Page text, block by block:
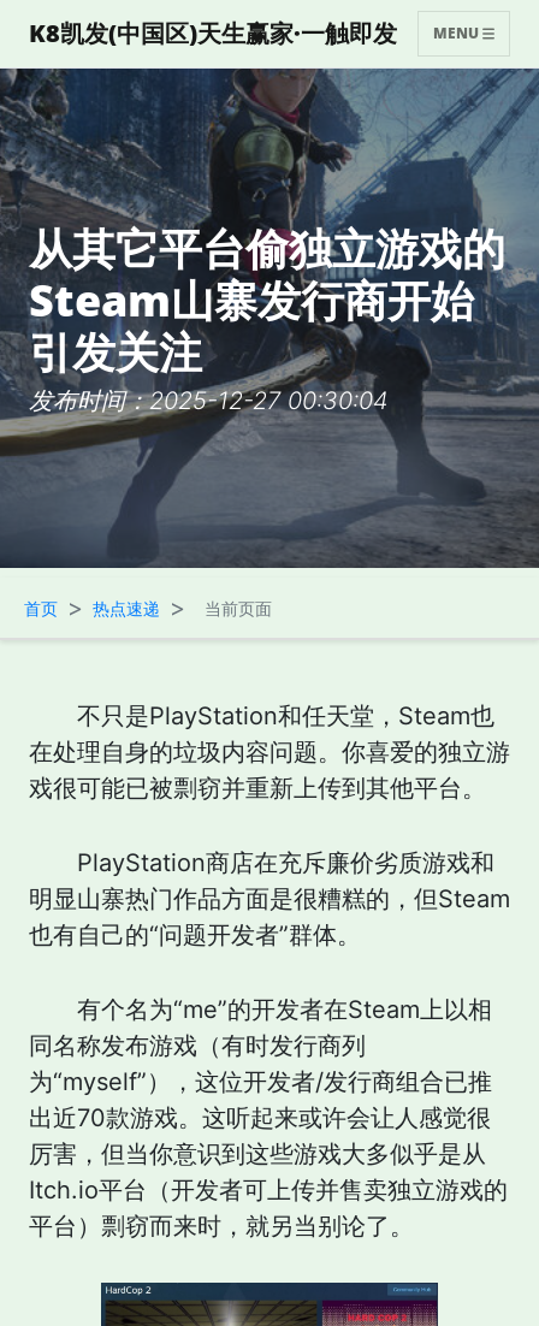
K8凯发(中国区)天生赢家·一触即发 MENU
从其它平台偷独立游戏的
Steam山寨发行商开始
引发关注
发布时间：2025-12-27 00:30:04
首页 > 热点速递 > 当前页面
不只是PlayStation和任天堂，Steam也
在处理自身的垃圾内容问题。你喜爱的独立游
戏很可能已被剽窃并重新上传到其他平台。
PlayStation商店在充斥廉价劣质游戏和
明显山寨热门作品方面是很糟糕的，但Steam
也有自己的“问题开发者”群体。
有个名为“me”的开发者在Steam上以相
同名称发布游戏（有时发行商列
为“myself”），这位开发者/发行商组合已推
出近70款游戏。这听起来或许会让人感觉很
厉害，但当你意识到这些游戏大多似乎是从
Itch.io平台（开发者可上传并售卖独立游戏的
平台）剽窃而来时，就另当别论了。